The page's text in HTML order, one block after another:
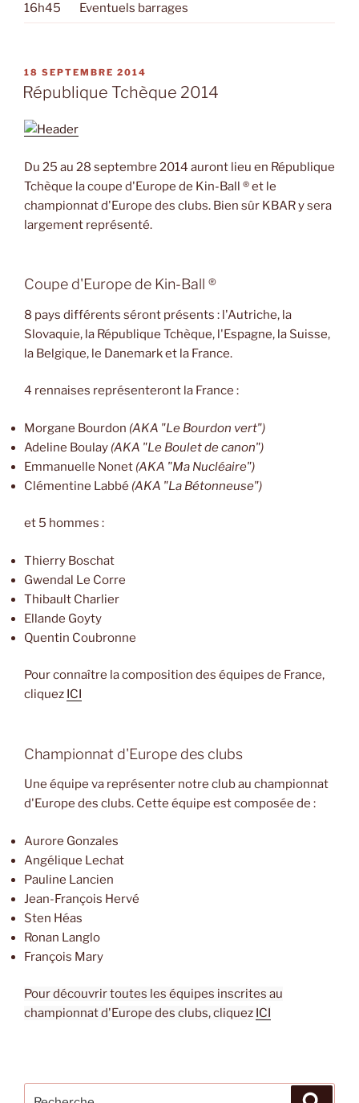
16h45
Eventuels barrages
PUBLIÉ
LE
18 SEPTEMBRE 2014
République Tchèque 2014
Du 25 au 28 septembre 2014 auront lieu en République
Tchèque la coupe d'Europe de Kin-Ball ® et le
championnat d'Europe des clubs. Bien sûr KBAR y sera
largement représenté.
Coupe d'Europe de Kin-Ball ®
8 pays différents séront présents : l'Autriche, la
Slovaquie, la République Tchèque, l'Espagne, la Suisse,
la Belgique, le Danemark et la France.
4 rennaises représenteront la France :
Morgane Bourdon (AKA "Le Bourdon vert")
Adeline Boulay (AKA "Le Boulet de canon")
Emmanuelle Nonet (AKA "Ma Nucléaire")
Clémentine Labbé (AKA "La Bétonneuse")
et 5 hommes :
Thierry Boschat
Gwendal Le Corre
Thibault Charlier
Ellande Goyty
Quentin Coubronne
Pour connaître la composition des équipes de France,
cliquez ICI
Championnat d'Europe des clubs
Une équipe va représenter notre club au championnat
d'Europe des clubs. Cette équipe est composée de :
Aurore Gonzales
Angélique Lechat
Pauline Lancien
Jean-François Hervé
Sten Héas
Ronan Langlo
François Mary
Pour découvrir toutes les équipes inscrites au
championnat d'Europe des clubs, cliquez ICI